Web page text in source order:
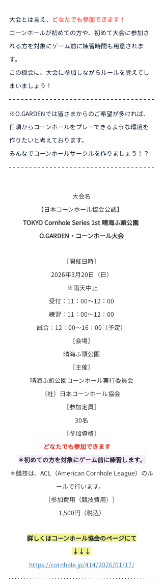
大会とは言え、
どなたでも参加できます！
コーンホールが初めての方や、初めて大会に参加さ
れる方を対象にゲーム前に練習時間も用意されま
す。
この機会に、大会に参加しながらルールを覚えてし
まいましょう！
※O.GARDENでは皆さまからのご希望が多ければ、
日頃からコーンホールをプレーできるような環境を
作りたいと考えております。
みんなでコーンホールサークルを作りましょう！？
大会名
【日本コーンホール協会公認】
TOKYO Cornhole Series 1st 晴海ふ頭公園
O.GARDEN・コーンホール大会
［開催日時］
2026年3月20日（日）
※雨天中止
受付：11：00〜12：00
練習：11：00～12：00
試合：12：00～16：00（予定）
［会場］
晴海ふ頭公園
［主催］
晴海ふ頭公園コーンホール実行委員会
（社）日本コーンホール協会
［参加定員］
30名
［参加資格］
どなたでも参加できます
＊初めての方を対象にゲーム前に練習します。
＊競技は、ACL（American Cornhole League）のル
ールで行います。
［参加費用（競技費用）］
1,500円（税込）
詳しくはコーンホール協会のページにて
↓ ↓↓
https://cornhole.jp/414/2026/01/17/